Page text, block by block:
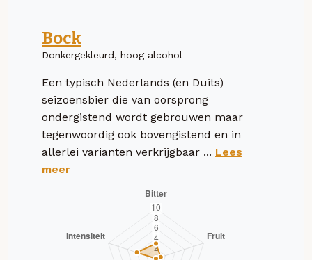
Bock
Donkergekleurd, hoog alcohol
Een typisch Nederlands (en Duits)
seizoensbier die van oorsprong
ondergistend wordt gebrouwen maar
tegenwoordig ook bovengistend en in
allerlei varianten verkrijgbaar ... Lees
meer